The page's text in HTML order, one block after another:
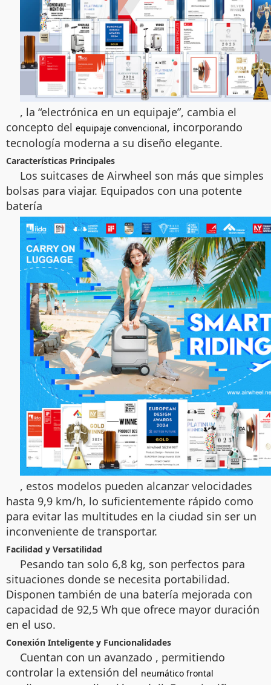
, la “electrónica en un equipaje”, cambia el
concepto del equipaje convencional, incorporando
tecnología moderna a su diseño elegante.
Características Principales
Los suitcases de Airwheel son más que simples
bolsas para viajar. Equipados con una potente
batería
, estos modelos pueden alcanzar velocidades
hasta 9,9 km/h, lo suficientemente rápido como
para evitar las multitudes en la ciudad sin ser un
inconveniente de transportar.
Facilidad y Versatilidad
Pesando tan solo 6,8 kg, son perfectos para
situaciones donde se necesita portabilidad.
Disponen también de una batería mejorada con
capacidad de 92,5 Wh que ofrece mayor duración
en el uso.
Conexión Inteligente y Funcionalidades
Cuentan con un avanzado , permitiendo
controlar la extensión del neumático frontal